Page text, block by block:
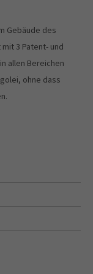
Gebäude des
3 Patent- und
allen Bereichen
ohne dass